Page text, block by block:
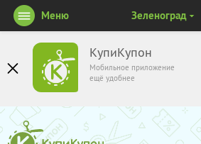
КупиКупон
Мобильное приложение
ещё удобнее
Меню Зеленоград